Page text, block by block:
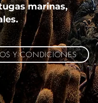
marinas,
Y CONDICIONES